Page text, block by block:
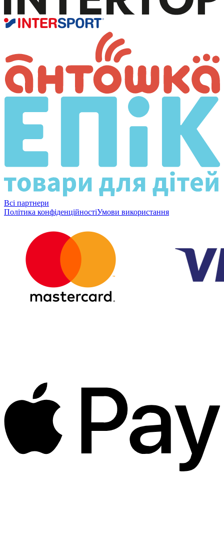
Всі партнери
Політика конфіденційностіУмови використання